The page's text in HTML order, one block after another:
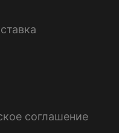
соглашение